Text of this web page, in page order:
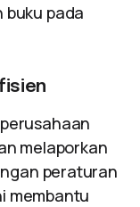
buku pada
melaporkan
peraturan
membantu